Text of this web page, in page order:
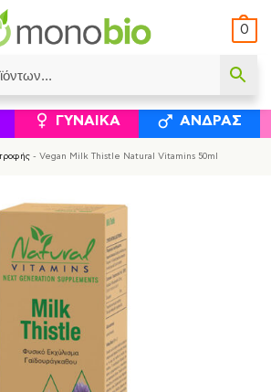
0
ΕΛΕΆΝΝΑ ΧΡΙΣΤΙΝΆΚΗ ΕΠΙΚΟΙΝΩΝΊΑ
ΔΙΑΤΡΟΦΉΣ ΦΥΣΙΚΆ
ΓΥΝΑΊΚΑ ΆΝΔΡΑΣ
- Vegan Milk Thistle Natural Vitamins 50ml